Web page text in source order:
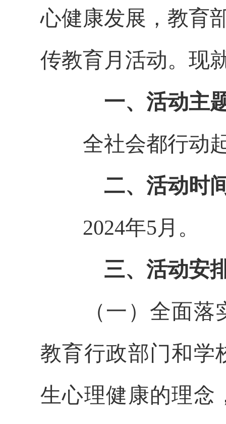
心健康发展，教育
传教育月活动。现
一、活动主
全社会都行动起
二、活动时
2024年5月。
三、活动安
（一）全面落实
教育行政部门和学
生心理健康的理念